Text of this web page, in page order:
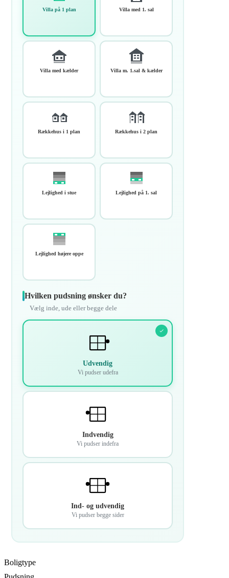
Villa på 1 plan Villa med 1. sal
Villa med kælder Villa m. 1.sal & kælder
Rækkehus i 1 plan Rækkehus i 2 plan
Lejlighed i stue Lejlighed på 1. sal
Lejlighed højere oppe
Hvilken pudsning ønsker du?
Vælg inde, ude eller begge dele
Udvendig
Vi pudser udefra
Indvendig
Vi pudser indefra
Ind- og udvendig
Vi pudser begge sider
Boligtype